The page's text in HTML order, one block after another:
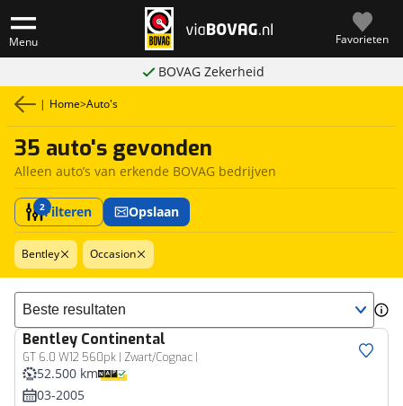
Menu Favorieten
BOVAG Zekerheid
| Home>Auto's
35 auto's gevonden
Alleen auto’s van erkende BOVAG bedrijven
2Filteren Opslaan
Bentley Occasion
Sorteer resultaten
Bentley Continental
GT 6.0 W12 560pk | Zwart/Cognac |
52.500 km
03-2005